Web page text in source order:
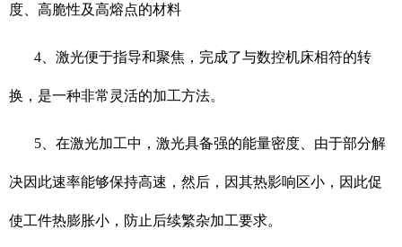
度、高脆性及高熔点的材料
4、激光便于指导和聚焦，完成了与数控机床相符的转
换，是一种非常灵活的加工方法。
5、在激光加工中，激光具备强的能量密度、由于部分解
决因此速率能够保持高速，然后，因其热影响区小，因此促
使工件热膨胀小，防止后续繁杂加工要求。